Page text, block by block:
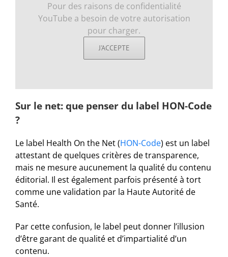
Pour des raisons de confidentialité
YouTube a besoin de votre autorisation
pour charger.
J'ACCEPTE
Sur le net: que penser du label HON-Code
?
Le label Health On the Net (HON-Code) est un label
attestant de quelques critères de transparence,
mais ne mesure aucunement la qualité du contenu
éditorial. Il est également parfois présenté à tort
comme une validation par la Haute Autorité de
Santé.
Par cette confusion, le label peut donner l’illusion
d’être garant de qualité et d’impartialité d’un
contenu.